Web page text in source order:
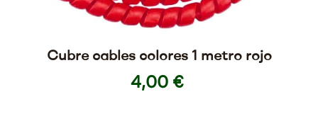
Cubre cables colores 1 metro rojo
4,00 €